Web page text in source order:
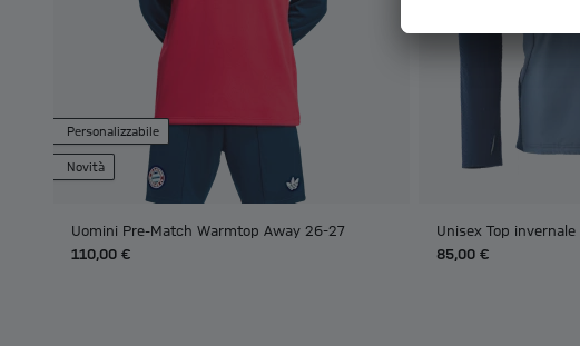
Personalizzabile
Novità
Uomini Pre-Match Warmtop Away 26-27
110,00 €
Unisex Top invernale
85,00 €